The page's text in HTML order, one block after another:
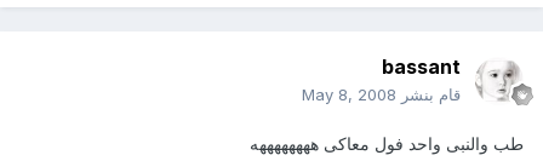
bassant
قام بنشر May 8, 2008
طب والنبى واحد فول معاكى ههههههههه